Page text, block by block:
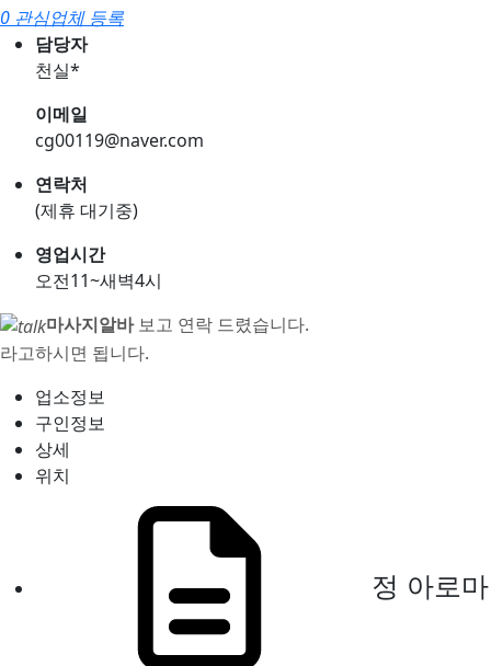
0 관심업체 등록
담당자
천실*
이메일
cg00119@naver.com
연락처
(제휴 대기중)
영업시간
오전11~새벽4시
마사지알바보고 연락 드렸습니다.
라고하시면 됩니다.
업소정보
구인정보
상세
위치
정 아로마